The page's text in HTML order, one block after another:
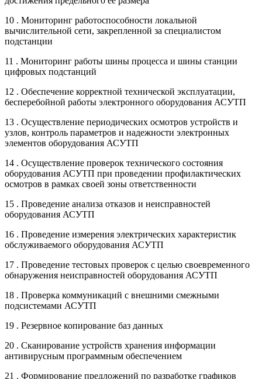
10 . Мониторинг работоспособности локальной
вычислительной сети, закрепленной за специалистом
подстанции
11 . Мониторинг работы шины процесса и шины станции
цифровых подстанций
12 . Обеспечение корректной технической эксплуатации,
бесперебойной работы электронного оборудования АСУТП
13 . Осуществление периодических осмотров устройств и
узлов, контроль параметров и надежности электронных
элементов оборудования АСУТП
14 . Осуществление проверок технического состояния
оборудования АСУТП при проведении профилактических
осмотров в рамках своей зоны ответственности
15 . Проведение анализа отказов и неисправностей
оборудования АСУТП
16 . Проведение измерения электрических характеристик
обслуживаемого оборудования АСУТП
17 . Проведение тестовых проверок с целью своевременного
обнаружения неисправностей оборудования АСУТП
18 . Проверка коммуникаций с внешними смежными
подсистемами АСУТП
19 . Резервное копирование баз данных
20 . Сканирование устройств хранения информации
антивирусным программным обеспечением
21 . Формирование предложений по разработке графиков